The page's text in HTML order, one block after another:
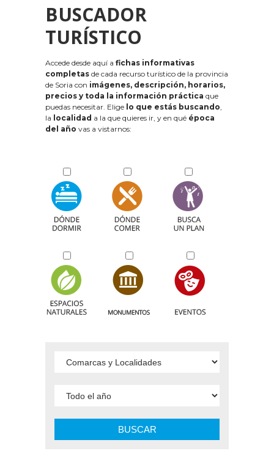
BUSCADOR
TURÍSTICO
Accede desde aquí a fichas informativas
completas de cada recurso turístico de la provincia
de Soria con imágenes, descripción, horarios,
precios y toda la información práctica que
puedas necesitar. Elige lo que estás buscando,
la localidad a la que quieres ir, y en qué época
del año vas a vistarnos:
BUSCAR